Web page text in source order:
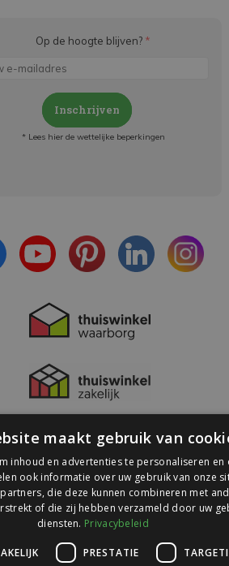
Op de hoogte blijven? *
Inschrijven
* Lees hier de wettelijke beperkingen
© 2026 Ledlichtdiscounter.nl
maakt gebruik van
inhoud en advertenties te personaliseren en
ook informatie over uw gebruik van onze
die deze kunnen combineren met
of die zij hebben verzameld door uw
diensten. Privacybeleid
PRESTATIE